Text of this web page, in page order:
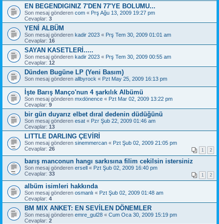
EN BEGENDIGINIZ 7'DEN 77'YE BOLUMU...
Son mesaj gönderen com « Prş Ağu 13, 2009 19:27 pm
Cevaplar: 3
YENİ ALBÜM
Son mesaj gönderen kadir 2023 « Prş Tem 30, 2009 01:01 am
Cevaplar: 16
SAYAN KASETLERİ.....
Son mesaj gönderen kadir 2023 « Prş Tem 30, 2009 00:55 am
Cevaplar: 12
Dünden Bugüne LP (Yeni Basım)
Son mesaj gönderen allbyrock « Pzt May 25, 2009 16:13 pm
İşte Barış Manço'nun 4 şarkılık Albümü
Son mesaj gönderen mxdönence « Pzt Mar 02, 2009 13:22 pm
Cevaplar: 9
bir gün duyarız elbet dıral dedenin düdüğünü
Son mesaj gönderen esat « Pzr Şub 22, 2009 01:46 am
Cevaplar: 13
LITTLE DARLING ÇEVİRİ
Son mesaj gönderen sinemmercan « Pzt Şub 02, 2009 21:05 pm
Cevaplar: 26 1 2
barış manconun hangı sarkısına filim cekilsin istersiniz
Son mesaj gönderen ersell « Pzt Şub 02, 2009 16:40 pm
Cevaplar: 33 1 2
albüm isimleri hakkında
Son mesaj gönderen osmanlı « Pzt Şub 02, 2009 01:48 am
Cevaplar: 4
BM MIX ANKET: EN SEVİLEN DÖNEMLER
Son mesaj gönderen emre_gul28 « Cum Oca 30, 2009 15:19 pm
Cevaplar: 2